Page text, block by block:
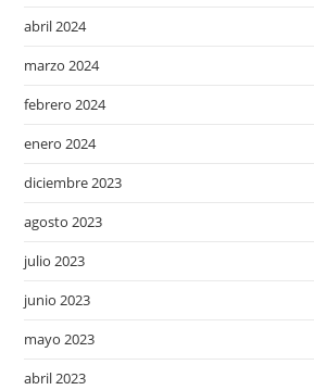
abril 2024
marzo 2024
febrero 2024
enero 2024
diciembre 2023
agosto 2023
julio 2023
junio 2023
mayo 2023
abril 2023